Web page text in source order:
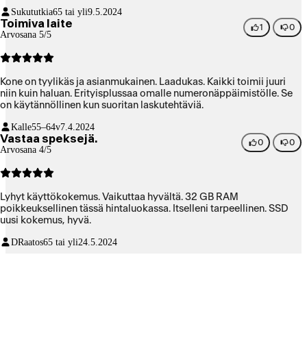
Sukututkia65 tai yli9.5.2024
Toimiva laite
Arvosana 5/5
1 0
Kone on tyylikäs ja asianmukainen. Laadukas. Kaikki toimii juuri
niin kuin haluan. Erityisplussaa omalle numeronäppäimistölle. Se
on käytännöllinen kun suoritan laskutehtäviä.
Kalle55–64v7.4.2024
Vastaa speksejä.
Arvosana 4/5
0 0
Lyhyt käyttökokemus. Vaikuttaa hyvältä. 32 GB RAM
poikkeuksellinen tässä hintaluokassa. Itselleni tarpeellinen. SSD
uusi kokemus, hyvä.
DRaatos65 tai yli24.5.2024